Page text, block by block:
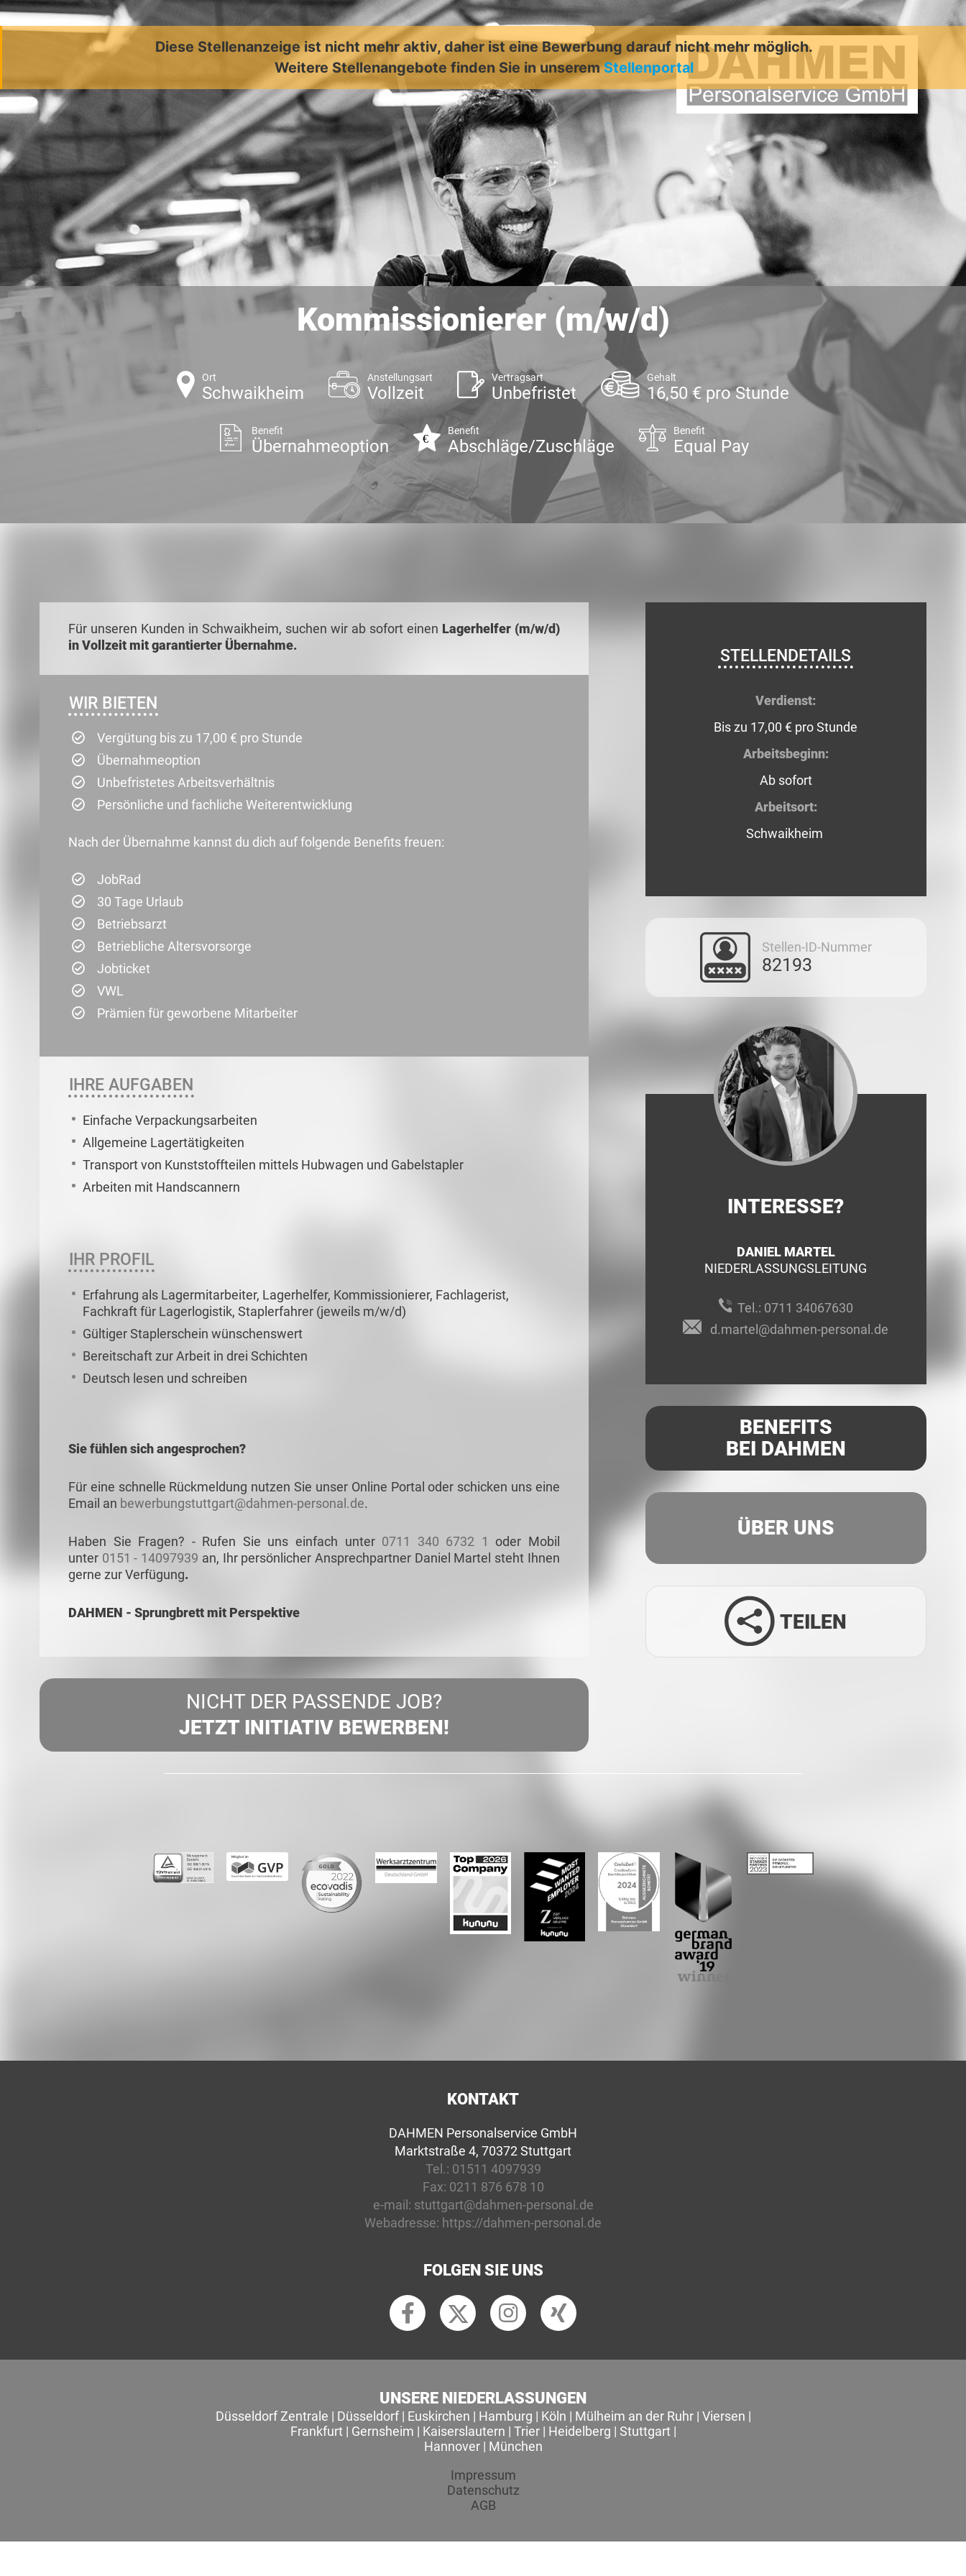
Diese Stellenanzeige ist nicht mehr aktiv, daher ist eine Bewerbung darauf nicht mehr möglich.
Weitere Stellenangebote finden Sie in unseremStellenportal
Kommissionierer (m/w/d)
Ort
Schwaikheim
Anstellungsart
Vollzeit
Vertragsart
Unbefristet
Gehalt
16,50 € pro Stunde
Benefit
Übernahmeoption
Benefit
Abschläge/Zuschläge
Benefit
Equal Pay
Für unseren Kunden in Schwaikheim, suchen wir ab sofort einen Lagerhelfer (m/w/d)
in Vollzeit mit garantierter Übernahme.
WIR BIETEN
Vergütung bis zu 17,00 € pro Stunde
Übernahmeoption
Unbefristetes Arbeitsverhältnis
Persönliche und fachliche Weiterentwicklung
Nach der Übernahme kannst du dich auf folgende Benefits freuen:
JobRad
30 Tage Urlaub
Betriebsarzt
Betriebliche Altersvorsorge
Jobticket
VWL
Prämien für geworbene Mitarbeiter
IHRE AUFGABEN
Einfache Verpackungsarbeiten
Allgemeine Lagertätigkeiten
Transport von Kunststoffteilen mittels Hubwagen und Gabelstapler
Arbeiten mit Handscannern
IHR PROFIL
Erfahrung als Lagermitarbeiter, Lagerhelfer, Kommissionierer, Fachlagerist,
Fachkraft für Lagerlogistik, Staplerfahrer (jeweils m/w/d)
Gültiger Staplerschein wünschenswert
Bereitschaft zur Arbeit in drei Schichten
Deutsch lesen und schreiben
Sie fühlen sich angesprochen?
Für eine schnelle Rückmeldung nutzen Sie unser Online Portal oder schicken uns eine
Email an bewerbungstuttgart@dahmen-personal.de.
Haben Sie Fragen? - Rufen Sie uns einfach unter 0711 340 6732 1 oder Mobil
unter 0151 - 14097939 an, Ihr persönlicher Ansprechpartner Daniel Martel steht Ihnen
gerne zur Verfügung.
DAHMEN - Sprungbrett mit Perspektive
NICHT DER PASSENDE JOB?
JETZT INITIATIV BEWERBEN!
STELLENDETAILS
Verdienst:
Bis zu 17,00 € pro Stunde
Arbeitsbeginn:
Ab sofort
Arbeitsort:
Schwaikheim
Stellen-ID-Nummer
82193
INTERESSE?
DANIEL MARTEL
NIEDERLASSUNGSLEITUNG
Tel.: 0711 34067630
d.martel@dahmen-personal.de
BENEFITS
BEI DAHMEN
ÜBER UNS
TEILEN
KONTAKT
DAHMEN Personalservice GmbH
Marktstraße 4, 70372 Stuttgart
Tel.: 01511 4097939
Fax: 0211 876 678 10
e-mail: stuttgart@dahmen-personal.de
Webadresse: https://dahmen-personal.de
FOLGEN SIE UNS
UNSERE NIEDERLASSUNGEN
Düsseldorf Zentrale | Düsseldorf| Euskirchen | Hamburg | Köln | Mülheim an der Ruhr| Viersen |
Frankfurt| Gernsheim | Kaiserslautern | Trier| Heidelberg | Stuttgart|
Hannover| München
Impressum
Datenschutz
AGB